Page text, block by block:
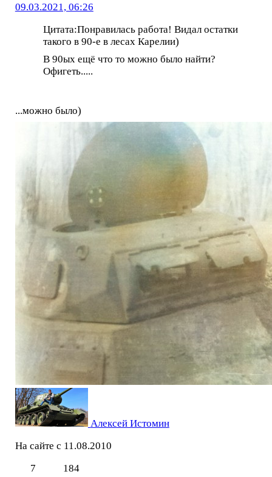
09.03.2021, 06:26
Цитата:Понравилась работа! Видал остатки
такого в 90-е в лесах Карелии)
В 90ых ещё что то можно было найти?
Офигеть.....
...можно было)
Алексей Истомин
На сайте с 11.08.2010
7
184